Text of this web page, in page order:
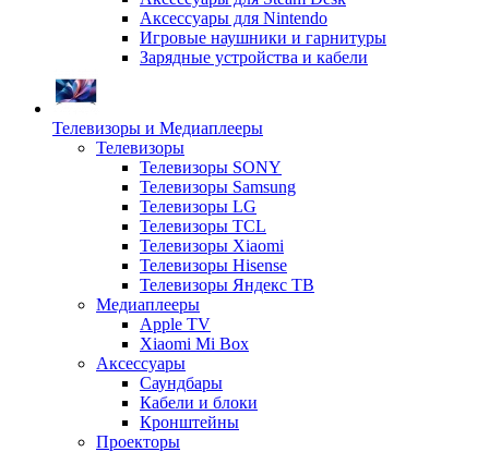
Аксессуары для Nintendo
Игровые наушники и гарнитуры
Зарядные устройства и кабели
Телевизоры и Медиаплееры
Телевизоры
Телевизоры SONY
Телевизоры Samsung
Телевизоры LG
Телевизоры TCL
Телевизоры Xiaomi
Телевизоры Hisense
Телевизоры Яндекс ТВ
Медиаплееры
Apple TV
Xiaomi Mi Box
Аксессуары
Саундбары
Кабели и блоки
Кронштейны
Проекторы